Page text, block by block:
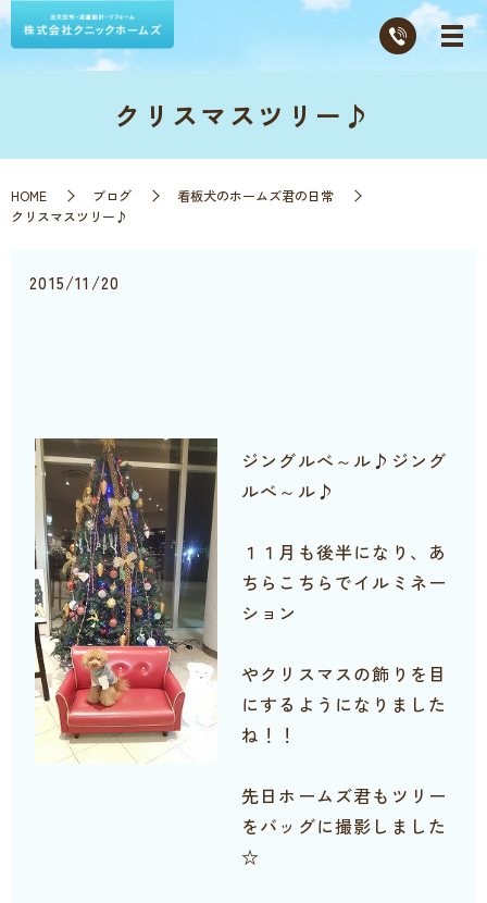
クリスマスツリー♪
HOME ブログ
看板犬のホームズ君の日常
クリスマスツリー♪
2015/11/20
ジングルべ～ル♪ジング
ルべ～ル♪
１１月も後半になり、あ
ちらこちらでイルミネー
ション
やクリスマスの飾りを目
にするようになりました
ね！！
先日ホームズ君もツリー
をバッグに撮影しました
☆